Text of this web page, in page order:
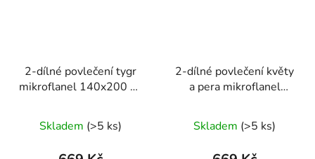
2-dílné povlečení tygr
mikroflanel 140x200 na
Skladem (>5 ks)
2-dílné povlečení květy
a pera mikroflanel
jednu postel
Skladem (>5 ks)